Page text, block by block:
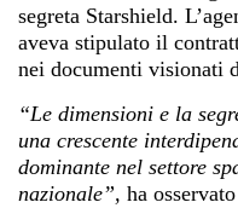
segreta Starshield.
aveva stipulato il
nei documenti visionati
“Le dimensioni e la
una crescente
dominante nel settore
nazionale”, ha